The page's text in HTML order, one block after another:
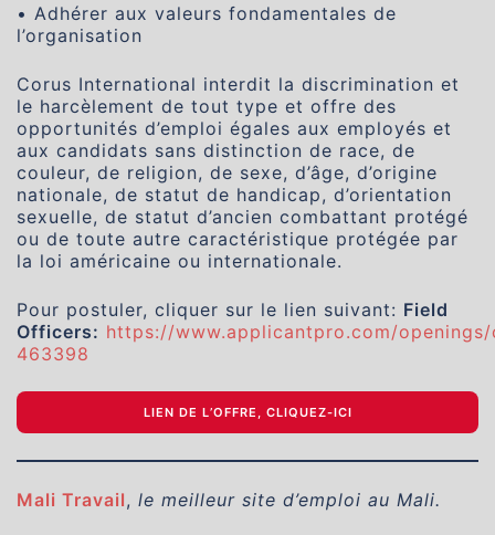
• Adhérer aux valeurs fondamentales de
l’organisation
Corus International interdit la discrimination et
le harcèlement de tout type et offre des
opportunités d’emploi égales aux employés et
aux candidats sans distinction de race, de
couleur, de religion, de sexe, d’âge, d’origine
nationale, de statut de handicap, d’orientation
sexuelle, de statut d’ancien combattant protégé
ou de toute autre caractéristique protégée par
la loi américaine ou internationale.
Pour postuler, cliquer sur le lien suivant: Field
Officers: https://www.applicantpro.com/
463398
LIEN DE L’OFFRE, CLIQUEZ-ICI
Mali Travail, le meilleur site d’emploi au Mali.